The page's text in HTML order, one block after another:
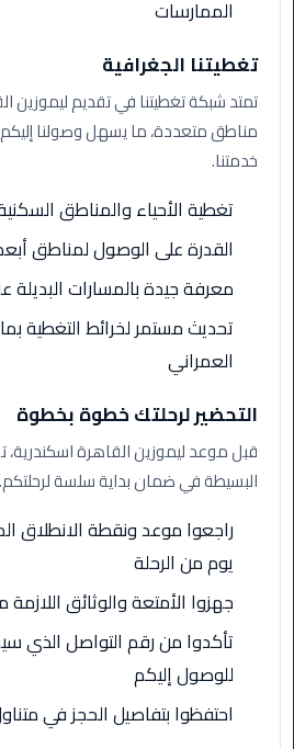
مطروح
تاكسي
اسكندريه
ليموزين
العرب
والإسكندرية
ليموزين
ليموزين
من
الاسكندرية
مطار
القاهرة
ليموزين
الدقي
ليموزين
الممارسات
تغطيتنا الجغرافية
تمتد شبكة تغطيتنا في تقديم ليموزين
مناطق متعددة، ما يسهل وصولنا
خدمتنا.
تغطية الأحياء والمناطق
القدرة على الوصول لمناطق
معرفة جيدة بالمسارات البديلة
تحديث مستمر لخرائط التغطية
العمراني
التحضير لرحلتك خطوة بخطوة
قبل موعد ليموزين القاهرة
البسيطة في ضمان بداية سلسة لرحلتكم.
راجعوا موعد ونقطة الانطلاق
يوم من الرحلة
جهزوا الأمتعة والوثائق
تأكدوا من رقم التواصل الذي
للوصول إليكم
احتفظوا بتفاصيل الحجز في